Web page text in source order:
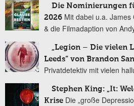
Die Nominierungen
2026 Mit dabei u.a. James
& die Filmadaption von
„Legion – Die vielen
Leeds“ von Brandon
Privatdetektiv mit vielen
Stephen King: „It:
Krise Die „große